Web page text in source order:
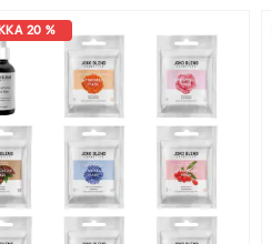
20 %